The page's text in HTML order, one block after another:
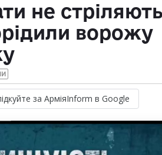
не
ворожу
за АрміяInform в Google